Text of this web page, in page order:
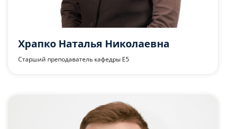
Храпко Наталья Николаевна
Старший преподаватель кафедры Е5